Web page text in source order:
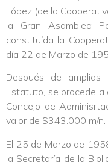
López (de la
la Gran Asamblea
constituída la
día 22 de Marzo de
Después de amplias
Estatuto, se procede a
Concejo de
valor de $343.000 m/n.
El 25 de Marzo de
la Secretaría de la